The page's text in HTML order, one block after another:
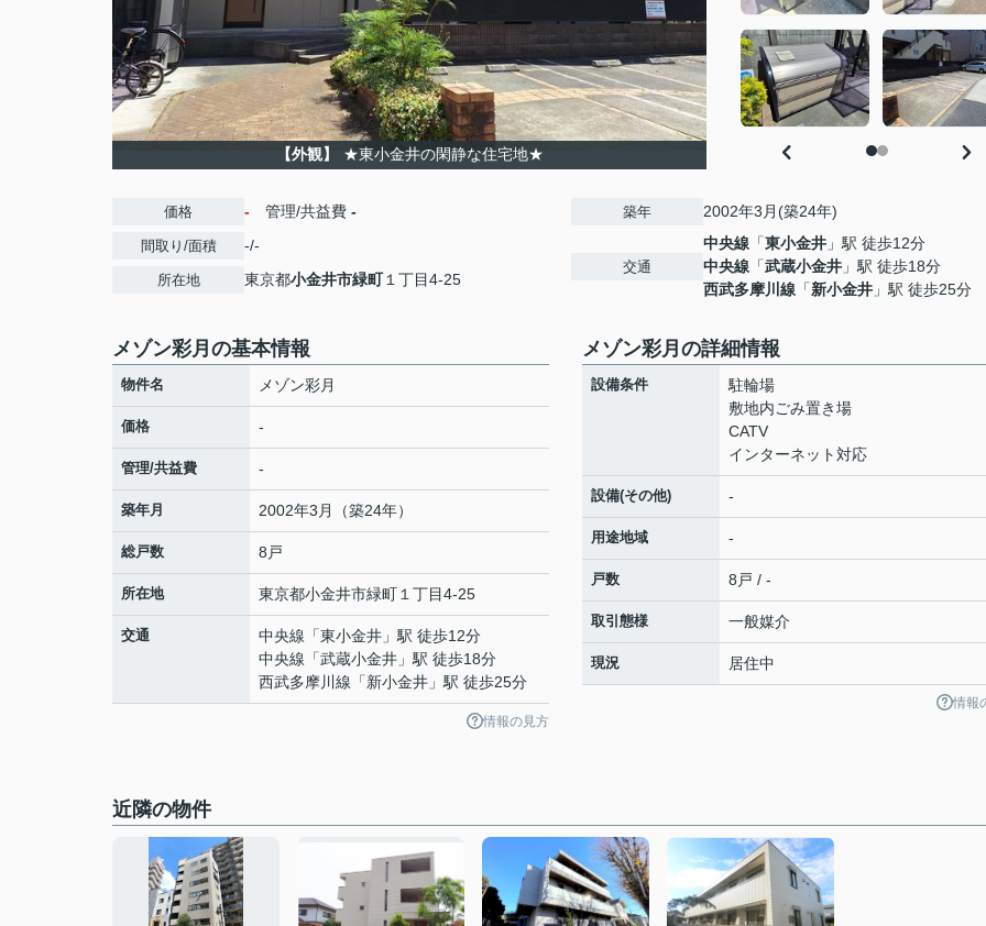
【外観】 ★東小金井の閑静な住宅地★
価格 - 管理/共益費 -
間取り/面積 -/-
所在地 東京都小金井市緑町１丁目4-25
築年 2002年3月(築24年)
交通
中央線 「東小金井 」駅 徒歩12分
中央線 「武蔵小金井 」駅 徒歩18分
西武多摩川線 「新小金井 」駅 徒歩25分
メゾン彩月の基本情報
物件名 メゾン彩月
価格 -
管理/共益費 -
築年月 2002年3月（築24年）
総戸数 8戸
所在地 東京都小金井市緑町 １丁目4-25
交通 中央線 「東小金井 」駅 徒歩12分
中央線 「武蔵小金井 」駅 徒歩18分
西武多摩川線 「新小金井 」駅 徒歩25分
情報の見方
メゾン彩月の詳細情報
設備条件
駐輪場
敷地内ごみ置き場
CATV
インターネット対応
設備(その他) -
用途地域 -
戸数 8戸 / -
取引態様 一般媒介
現況 居住中
情報
近隣の物件